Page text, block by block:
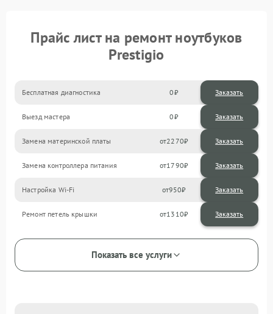
Прайс лист на ремонт ноутбуков
Prestigio
Бесплатная диагностика 0 Заказать
Выезд мастера 0 Заказать
Замена материнской платы 2270
Замена контроллера питания 1790
Настройка Wi-Fi 950
Ремонт петель крышки 1310
Показать все услуги